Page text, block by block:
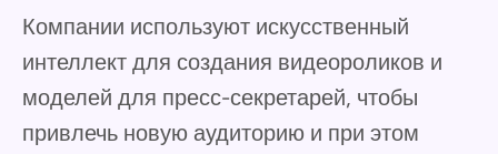
Компании используют искусственный
интеллект для создания видеороликов и
моделей для пресс-секретарей, чтобы
привлечь новую аудиторию и при этом